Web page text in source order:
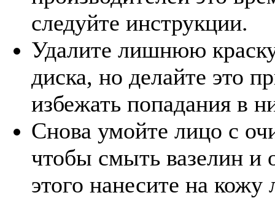
следуйте инструкции.
Удалите лишнюю
диска, но делайте это
избежать попадания в
Снова умойте лицо с
чтобы смыть вазелин и
этого нанесите на